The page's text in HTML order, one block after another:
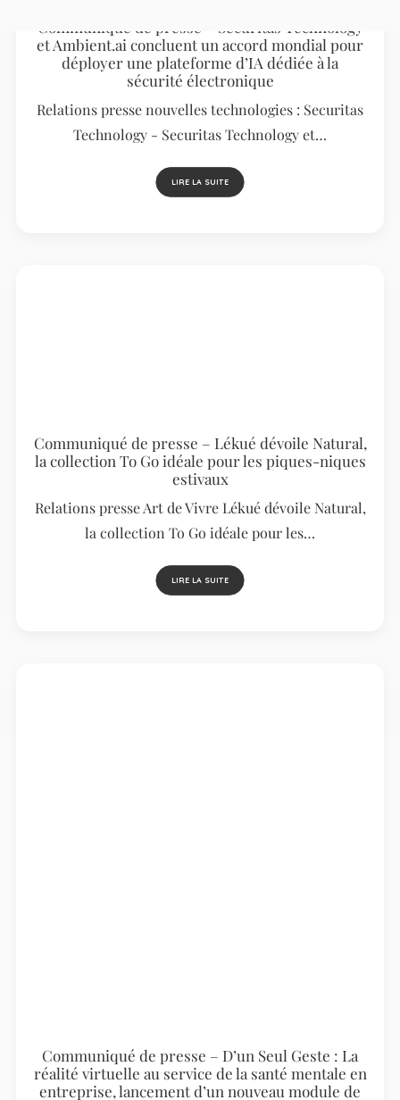
Communiqué de presse – Securitas Technology
et Ambient.ai concluent un accord mondial pour
déployer une plateforme d’IA dédiée à la
sécurité électronique
Relations presse nouvelles technologies : Securitas
Technology - Securitas Technology et…
LIRE LA SUITE
Communiqué de presse – Lékué dévoile Natural,
la collection To Go idéale pour les piques-niques
estivaux
Relations presse Art de Vivre Lékué dévoile Natural,
la collection To Go idéale pour les…
LIRE LA SUITE
Communiqué de presse – D’un Seul Geste : La
réalité virtuelle au service de la santé mentale en
entreprise, lancement d’un nouveau module de